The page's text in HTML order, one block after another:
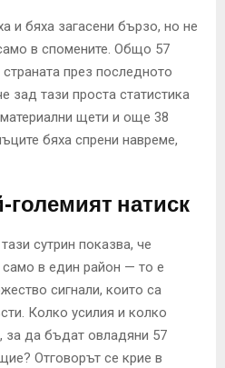
и бяха загасени бързо, но не
в спомените. Общо 57
през последното
зад тази проста статистика
щети и още 38
бяха спрени навреме,
натиск
сутрин показва, че
в един район — то е
сигнали, които са
Колко усилия и колко
за да бъдат овладяни 57
Отговорът се крие в